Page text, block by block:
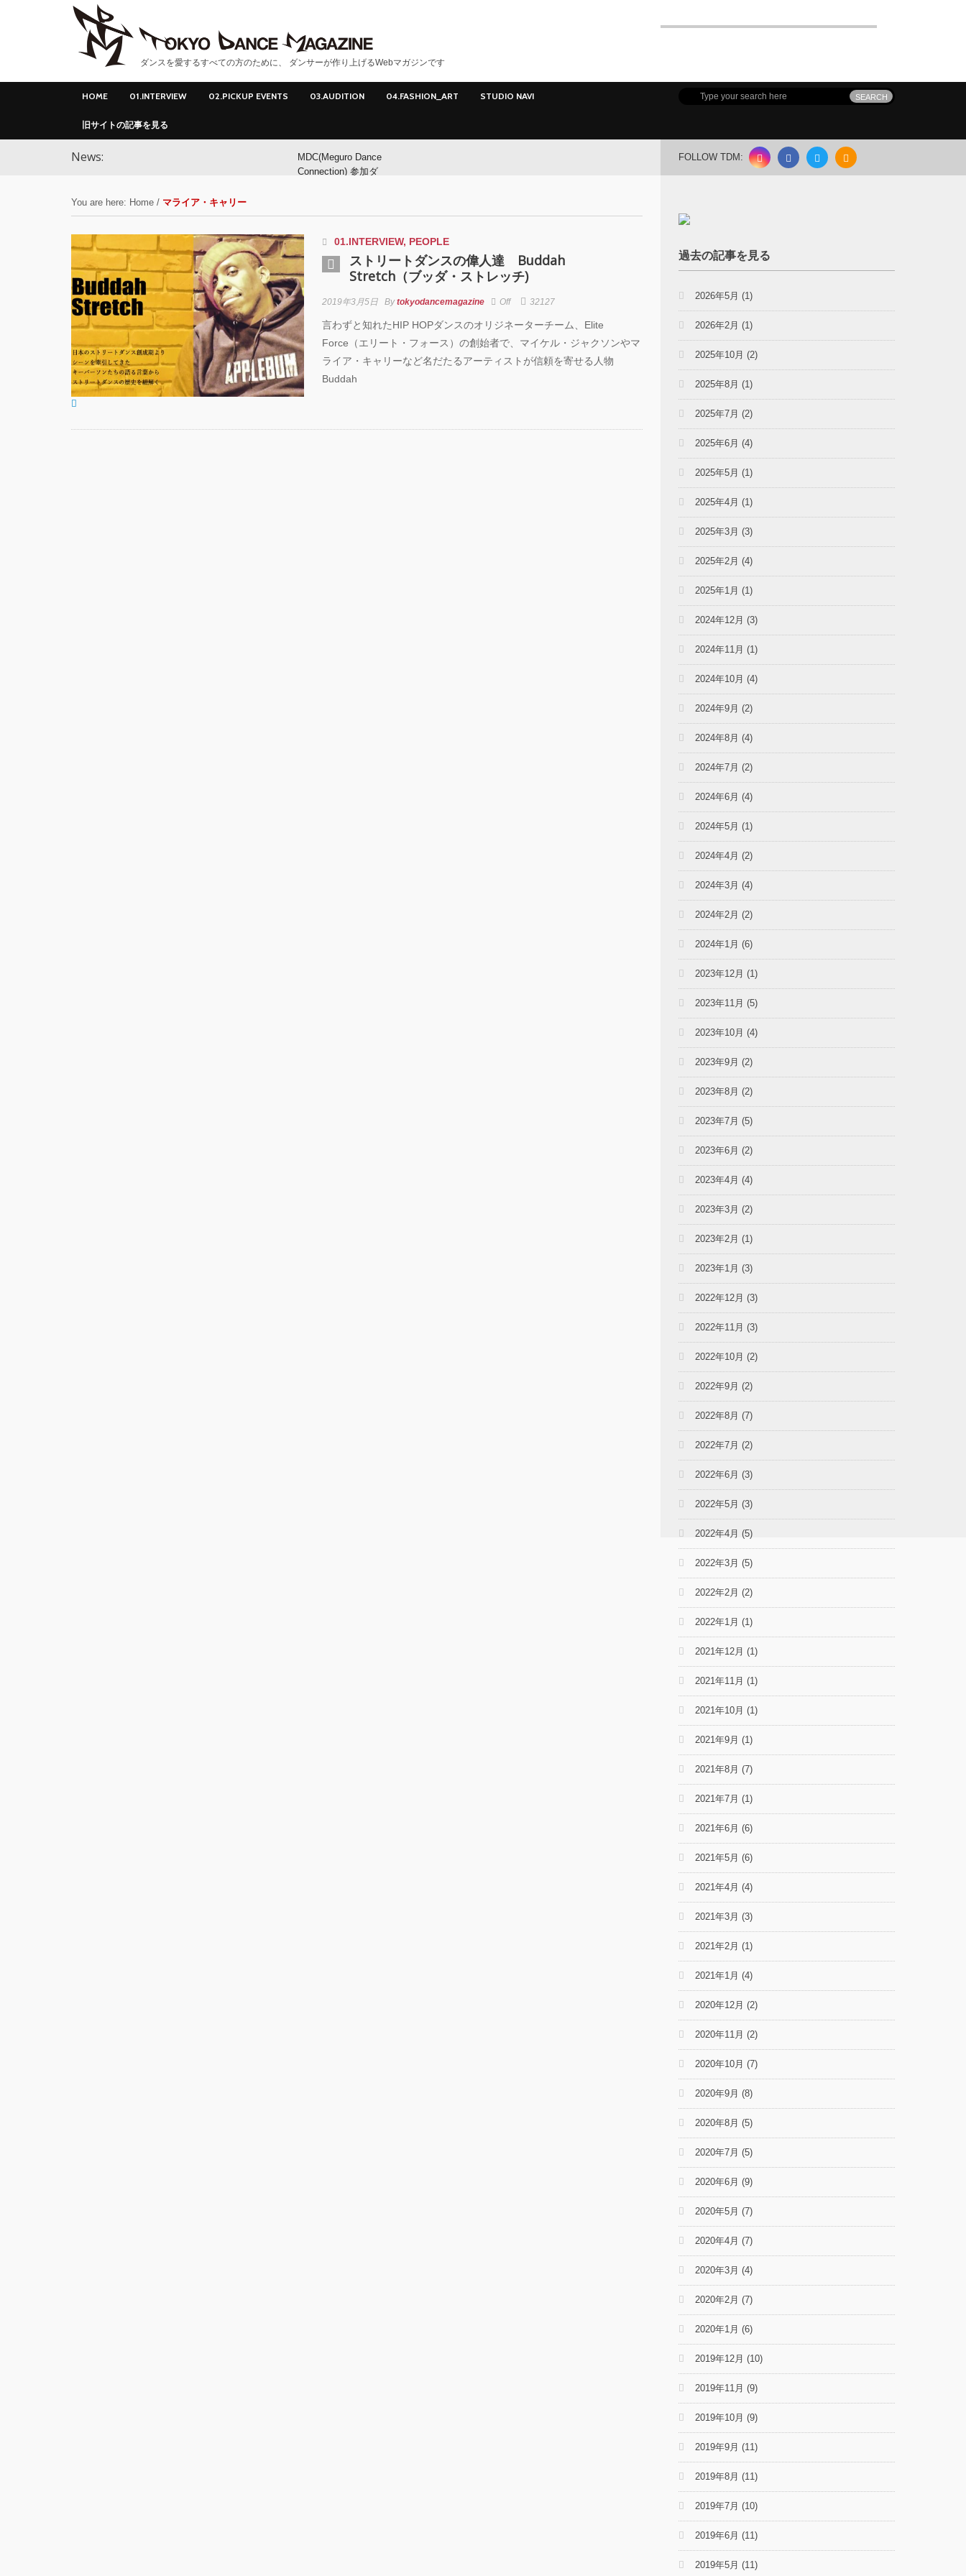
ダンスを愛するすべての方のために、 ダンサーが作り上げるWebマガジンです
HOME 01.INTERVIEW 02.PICKUP EVENTS 03.AUDITION 04.FASHION_ART STUDIO NAVI
旧サイトの記事を見る
News:
MDC(Meguro Dance
Connection) 参加ダ
Connection) 開催!!
YOKO
アオイヤマダ&小栗
基裕(s**t kingz)出
演！ KAAT神奈川
芸術劇場『未練の幽
霊と怪物―「珊瑚」
「円山町」―』
めて。120人で過去
FOLLOW TDM:
You are here: Home / マライア・キャリー
01.INTERVIEW, PEOPLE
ストリートダンスの偉人達 Buddah
Stretch（ブッダ・ストレッチ)
2019年3月5日 Bytokyodancemagazine Off 32127
言わずと知れたHIP HOPダンスのオリジネーターチーム、Elite
Force（エリート・フォース）の創始者で、マイケル・ジャクソンやマ
ライア・キャリーなど名だたるアーティストが信頼を寄せる人物
Buddah
過去の記事を見る
2026年5月 (1)
2026年2月 (1)
2025年10月 (2)
2025年8月 (1)
2025年7月 (2)
2025年6月 (4)
2025年5月 (1)
2025年4月 (1)
2025年3月 (3)
2025年2月 (4)
2025年1月 (1)
2024年12月 (3)
2024年11月 (1)
2024年10月 (4)
2024年9月 (2)
2024年8月 (4)
2024年7月 (2)
2024年6月 (4)
2024年5月 (1)
2024年4月 (2)
2024年3月 (4)
2024年2月 (2)
2024年1月 (6)
2023年12月 (1)
2023年11月 (5)
2023年10月 (4)
2023年9月 (2)
2023年8月 (2)
2023年7月 (5)
2023年6月 (2)
2023年4月 (4)
2023年3月 (2)
2023年2月 (1)
2023年1月 (3)
2022年12月 (3)
2022年11月 (3)
2022年10月 (2)
2022年9月 (2)
2022年8月 (7)
2022年7月 (2)
2022年6月 (3)
2022年5月 (3)
2022年4月 (5)
2022年3月 (5)
2022年2月 (2)
2022年1月 (1)
2021年12月 (1)
2021年11月 (1)
2021年10月 (1)
2021年9月 (1)
2021年8月 (7)
2021年7月 (1)
2021年6月 (6)
2021年5月 (6)
2021年4月 (4)
2021年3月 (3)
2021年2月 (1)
2021年1月 (4)
2020年12月 (2)
2020年11月 (2)
2020年10月 (7)
2020年9月 (8)
2020年8月 (5)
2020年7月 (5)
2020年6月 (9)
2020年5月 (7)
2020年4月 (7)
2020年3月 (4)
2020年2月 (7)
2020年1月 (6)
2019年12月 (10)
2019年11月 (9)
2019年10月 (9)
2019年9月 (11)
2019年8月 (11)
2019年7月 (10)
2019年6月 (11)
2019年5月 (11)